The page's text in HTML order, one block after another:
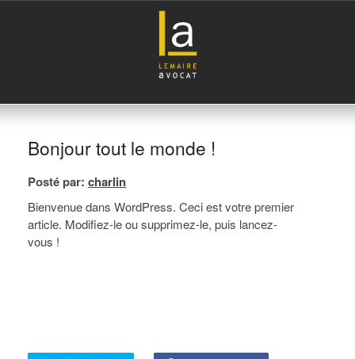
Bonjour tout le monde !
Posté par: charlin
Bienvenue dans WordPress. Ceci est votre premier
article. Modifiez-le ou supprimez-le, puis lancez-
vous !